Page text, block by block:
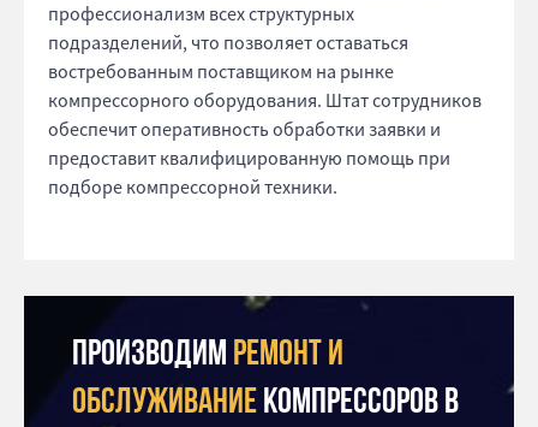
профессионализм всех структурных
подразделений, что позволяет оставаться
востребованным поставщиком на рынке
компрессорного оборудования. Штат сотрудников
обеспечит оперативность обработки заявки и
предоставит квалифицированную помощь при
подборе компрессорной техники.
Производим ремонт и
обслуживаниекомпрессоров в